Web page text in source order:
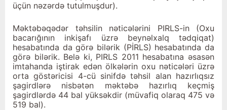
üçün nəzərdə tutulmuşdur).
Məktəbəqədər təhsilin nəticələrini PIRLS-in (Oxu
bacarığının inkişafı üzrə beynəlxalq tədqiqat)
hesabatında da görə bilərik (PİRLS) hesabatında da
görə bilərik. Belə ki, PIRLS 2011 hesabatına əsasən
imtahanda iştirak edən ölkələrin oxu nəticələri üzrə
orta göstəricisi 4-cü sinifdə təhsil alan hazırlıqsız
şagirdlərə nisbətən məktəbə hazırlıq keçmiş
şagirdlərdə 44 bal yüksəkdir (müvafiq olaraq 475 və
519 bal).